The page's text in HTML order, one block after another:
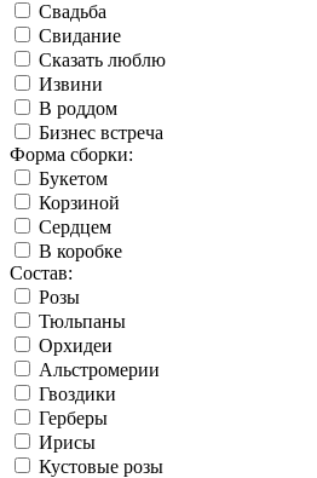
Свадьба
Свидание
Сказать люблю
Извини
В роддом
Бизнес встреча
Форма сборки:
Букетом
Корзиной
Сердцем
В коробке
Состав:
Розы
Тюльпаны
Орхидеи
Альстромерии
Гвоздики
Герберы
Ирисы
Кустовые розы